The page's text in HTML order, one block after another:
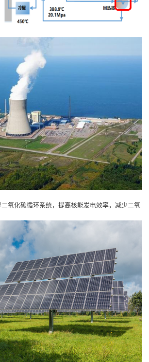
氧化碳循环系统，提高核能发电效率，减少二氧